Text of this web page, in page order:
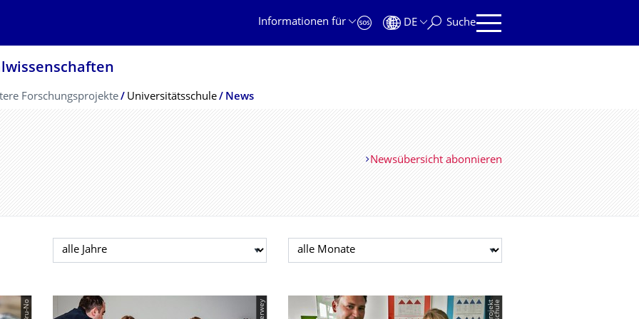
Informationen für DE Suche
Forschungsprojekte Universitätsschule News
Newsübersicht abonnieren
Jahr auswählen Monat auswählen